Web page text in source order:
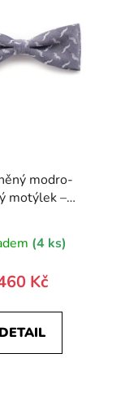
modro-
motýlek –
(4 ks)
Kč
DETAIL